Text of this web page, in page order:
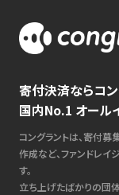
寄付決済ならコ
国内No.1 オール
コングラントは、寄付
作成など、ファンドレ
す。
立ち上げたばかりの団